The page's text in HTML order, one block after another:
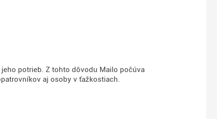
potrieb. Z tohto dôvodu Mailo počúva
aj osoby v ťažkostiach.